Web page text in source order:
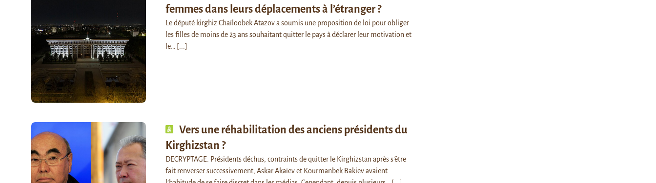
femmes dans leurs déplacements à l’étranger ?
Le député kirghiz Chaïloobek Atazov a soumis une proposition de loi pour obliger
les filles de moins de 23 ans souhaitant quitter le pays à déclarer leur motivation et
le…
[...]
Vers une réhabilitation des anciens présidents du
Kirghizstan ?
DECRYPTAGE. Présidents déchus, contraints de quitter le Kirghizstan après s’être
fait renverser successivement, Askar Akaïev et Kourmanbek Bakiev avaient